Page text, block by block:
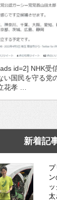
id=2] NHK受
い国民を守る党
花孝 …
新着記